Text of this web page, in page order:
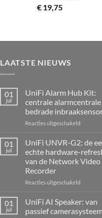
€ 19,75
LAATSTE NIEUWS
01
jul
UniFi Alarm Hub Kit:
centrale
bedrade
Reacties uitgeschakeldvoor
Alarm
Kit:
centrale
voor
01
jul
UniFi UNVR-G2: de
echte hardware-
van de Network Video
Recorder
Reacties uitgeschakeldvoor
de
01
jul
UniFi AI Speaker: van
passief camerasysteem